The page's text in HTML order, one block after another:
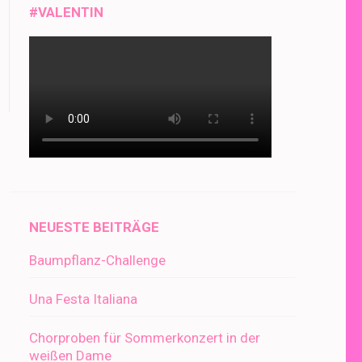
#VALENTIN
NEUESTE BEITRÄGE
Baumpflanz-Challenge
Una Festa Italiana
Chorproben für Sommerkonzert in der
weißen Dame